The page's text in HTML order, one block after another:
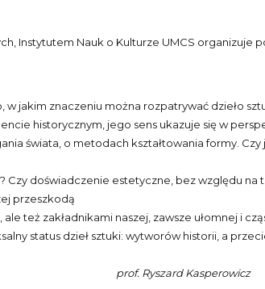
Instytutem Nauk o Kulturze UMCS organizuje
jakim znaczeniu można rozpatrywać dzieło
historycznym, jego sens ukazuje się w
świata, o metodach kształtowania formy. Czy
Czy doświadczenie estetyczne, bez względu na
przeszkodą
też zakładnikami naszej, zawsze ułomnej i
status dzieł sztuki: wytworów historii, a
prof. Ryszard Kasperowicz